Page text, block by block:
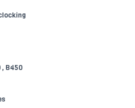
, B450